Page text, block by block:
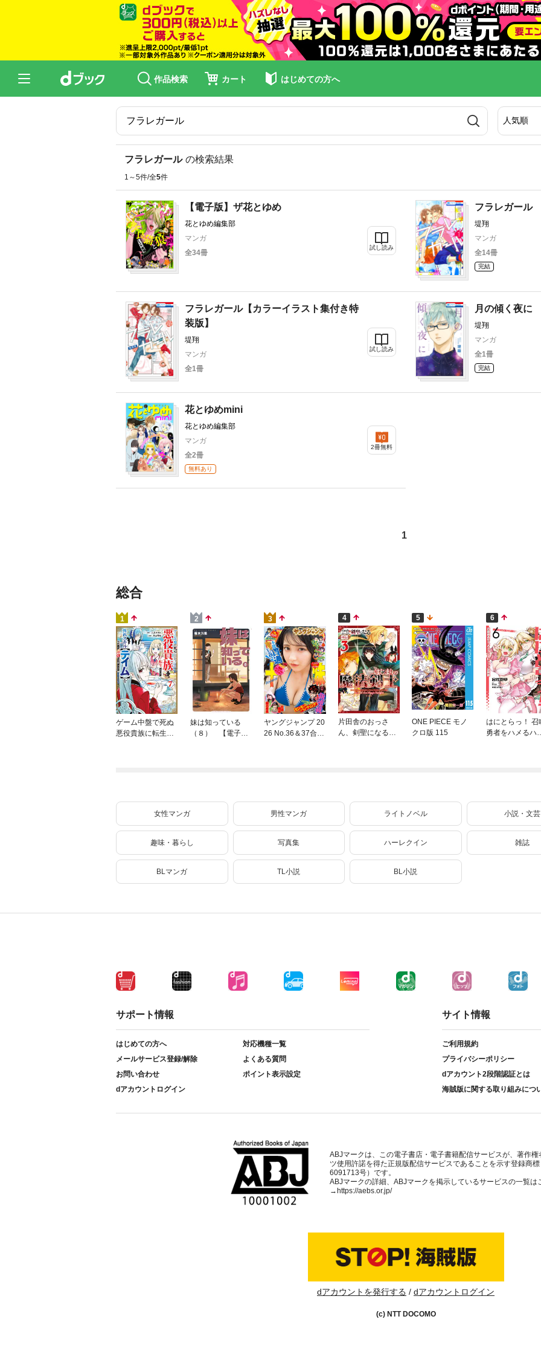
作品検索 カート はじめての方へ
フラレガール の検索結果
1～5件/全5件
【電子版】ザ花とゆめ
花とゆめ編集部
マンガ
全34冊
試し読み
フラレガール
堤翔
マンガ
全14冊
完結
フラレガール【カラーイラスト集付き特
装版】
堤翔
マンガ
全1冊
試し読み
月の傾く夜に
堤翔
マンガ
全1冊
完結
花とゆめmini
花とゆめ編集部
マンガ
全2冊
無料あり
2冊無料
1
総合
1
ゲーム中盤で死ぬ
悪役貴族に転生し
2
妹は知っている
（８） 【電子限
3
ヤングジャンプ 20
26 No.36＆37合併
4
片田舎のおっさ
ん、剣聖になる外
5
ONE PIECE モノ
クロ版 115
6
はにとらっ！ 召
勇者をハメるハ
女性マンガ 男性マンガ ライトノベル 小説・文芸
趣味・暮らし 写真集 ハーレクイン 雑誌
BLマンガ TL小説 BL小説
サポート情報
はじめての方へ
対応機種一覧
メールサービス登録/解除
よくある質問
お問い合わせ
ポイント表示設定
dアカウントログイン
サイト情報
ご利用規約
プライバシーポリシー
dアカウント2段階認証とは
海賊版に関する取り組みにつ
ABJマークは、この電子書店・電子書籍配信サービスが、著作権
ツ使用許諾を得た正規版配信サービスであることを示す登録商
6091713号）です。
ABJマークの詳細、ABJマークを掲示しているサービスの一覧は
→ https://aebs.or.jp/
dアカウントを発行する dアカウントログイン
(c) NTT DOCOMO